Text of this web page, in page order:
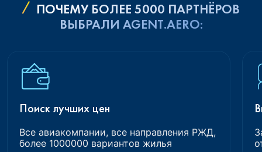
ПОЧЕМУ БОЛЕЕ 5000 ПАРТНЁРОВ
ВЫБРАЛИ AGENT.AERO:
Поиск лучших цен
Все авиакомпании, все направления РЖД,
более 1000000 вариантов жилья